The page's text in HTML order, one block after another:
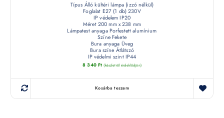
Típus Álló kültéri lámpa (izzó nélkül)
Foglalat E27 (1 db) 230V
IP védelem IP20
Méret 200 mm x 238 mm
Lámpatest anyaga Porfestett alumínium
Színe Fekete
Bura anyaga Üveg
Bura színe Átlátszó
IP védelmi szint IP44
8 340 Ft (készletről érdeklődjön)
Kosárba teszem